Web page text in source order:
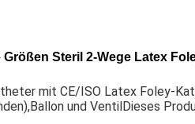
Steril 2-Wege Latex
mit CE/ISO Latex Foley-
und VentilDieses